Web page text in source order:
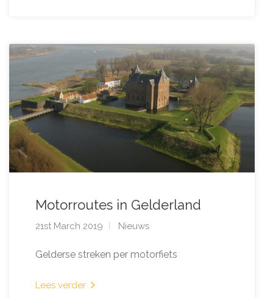
Motorroutes in Gelderland
21st March 2019 Nieuws
Gelderse streken per motorfiets
Lees verder